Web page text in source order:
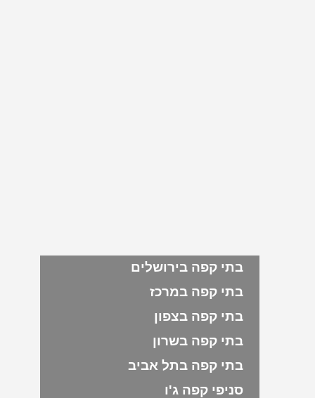
בתי קפה בירושלים
בתי קפה במרכז
בתי קפה בצפון
בתי קפה בשרון
בתי קפה בתל אביב
סניפי קפה ג'ו